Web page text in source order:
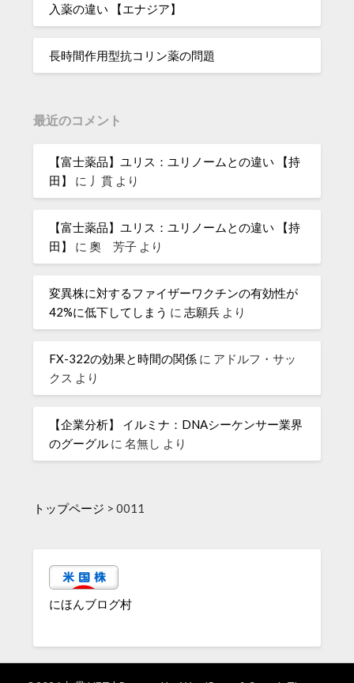
入薬の違い 【エナジア】
長時間作用型抗コリン薬の問題
最近のコメント
【富士薬品】ユリス：ユリノームとの違い 【持
田】
に 丿貫 より
【富士薬品】ユリス：ユリノームとの違い 【持
田】
に奧 芳子 より
変異株に対するファイザーワクチンの有効性が
42%に低下してしまう に志願兵 より
FX-322の効果と時間の関係 に アドルフ・サッ
クス より
【企業分析】 イルミナ：DNAシーケンサー業界
のグーグル に名無し より
トップページ >0011
にほんブログ村